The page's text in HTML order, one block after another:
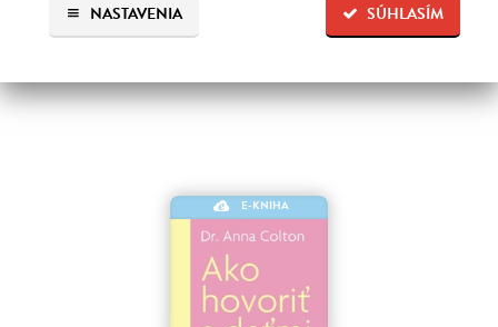
SÚHLASÍM
NASTAVENIA
9,00 €
E-KNIHA